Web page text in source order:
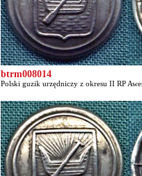
btrm008014
Polski guzik urzędniczy z okresu II RP